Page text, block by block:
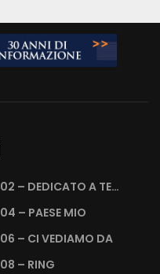
02 – DEDICATO A TE…
04 – PAESE MIO
06 – CI VEDIAMO DA
08 – RING